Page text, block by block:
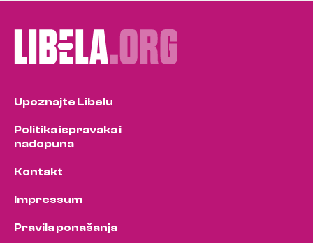
Upoznajte Libelu
Politika ispravaka i
nadopuna
Kontakt
Impressum
Pravila ponašanja